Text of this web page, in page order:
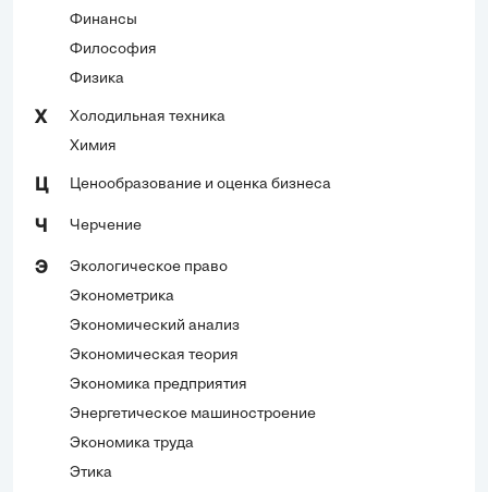
Финансы
Философия
Физика
Х
Холодильная техника
Химия
Ц Ценообразование и оценка бизнеса
Ч Черчение
Э
Экологическое право
Эконометрика
Экономический анализ
Экономическая теория
Экономика предприятия
Энергетическое машиностроение
Экономика труда
Этика